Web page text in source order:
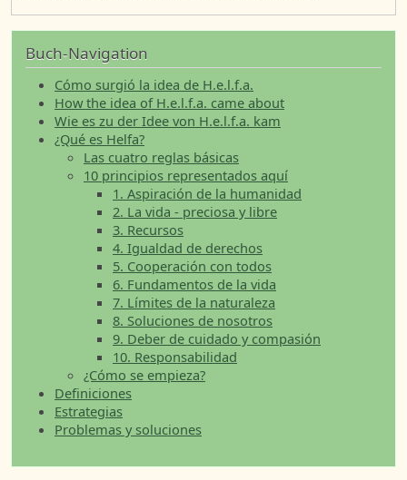
Buch-Navigation
Cómo surgió la idea de H.e.l.f.a.
How the idea of H.e.l.f.a. came about
Wie es zu der Idee von H.e.l.f.a. kam
¿Qué es Helfa?
Las cuatro reglas básicas
10 principios representados aquí
1. Aspiración de la humanidad
2. La vida - preciosa y libre
3. Recursos
4. Igualdad de derechos
5. Cooperación con todos
6. Fundamentos de la vida
7. Límites de la naturaleza
8. Soluciones de nosotros
9. Deber de cuidado y compasión
10. Responsabilidad
¿Cómo se empieza?
Definiciones
Estrategias
Problemas y soluciones